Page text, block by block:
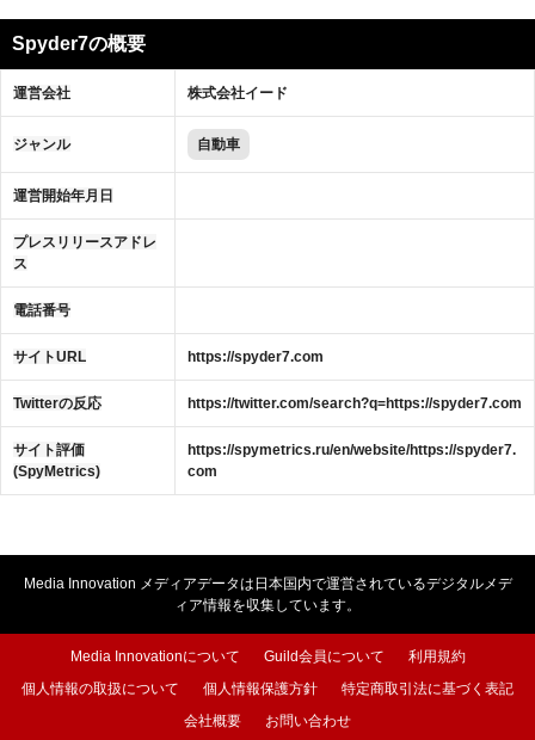
Spyder7の概要
運営会社 株式会社イード
ジャンル 自動車
運営開始年月日
プレスリリースアドレ
ス
電話番号
サイトURL https://spyder7.com
Twitterの反応 https://twitter.com/search?q=https://spyder7.com
サイト評価
(SpyMetrics)
https://spymetrics.ru/en/website/https://spyder7.
com
Media Innovation メディアデータは日本国内で運営されているデジタルメデ
ィア情報を収集しています。
Media Innovationについて Guild会員について 利用規約
個人情報の取扱について 個人情報保護方針 特定商取引法に基づく表記
会社概要 お問い合わせ